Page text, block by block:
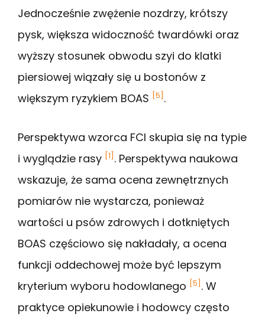
Jednocześnie zwężenie nozdrzy, krótszy
pysk, większa widoczność twardówki oraz
wyższy stosunek obwodu szyi do klatki
piersiowej wiązały się u bostonów z
większym ryzykiem BOAS [5] .
Perspektywa wzorca FCI skupia się na typie
i wyglądzie rasy [1] . Perspektywa naukowa
wskazuje, że sama ocena zewnętrznych
pomiarów nie wystarcza, ponieważ
wartości u psów zdrowych i dotkniętych
BOAS częściowo się nakładały, a ocena
funkcji oddechowej może być lepszym
kryterium wyboru hodowlanego [5] . W
praktyce opiekunowie i hodowcy często